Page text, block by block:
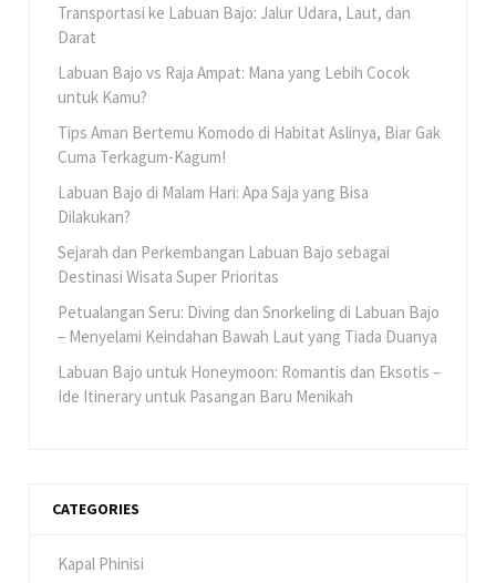
Transportasi ke Labuan Bajo: Jalur Udara, Laut, dan
Darat
Labuan Bajo vs Raja Ampat: Mana yang Lebih Cocok
untuk Kamu?
Tips Aman Bertemu Komodo di Habitat Aslinya, Biar Gak
Cuma Terkagum-Kagum!
Labuan Bajo di Malam Hari: Apa Saja yang Bisa
Dilakukan?
Sejarah dan Perkembangan Labuan Bajo sebagai
Destinasi Wisata Super Prioritas
Petualangan Seru: Diving dan Snorkeling di Labuan Bajo
– Menyelami Keindahan Bawah Laut yang Tiada Duanya
Labuan Bajo untuk Honeymoon: Romantis dan Eksotis –
Ide Itinerary untuk Pasangan Baru Menikah
CATEGORIES
Kapal Phinisi